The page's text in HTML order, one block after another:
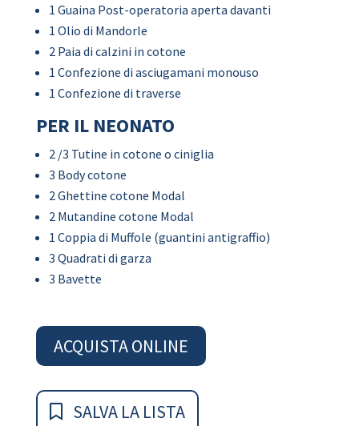
1 Guaina Post-operatoria aperta davanti
1 Olio di Mandorle
2 Paia di calzini in cotone
1 Confezione di asciugamani monouso
1 Confezione di traverse
PER IL NEONATO
2 /3 Tutine in cotone o ciniglia
3 Body cotone
2 Ghettine cotone Modal
2 Mutandine cotone Modal
1 Coppia di Muffole (guantini antigraffio)
3 Quadrati di garza
3 Bavette
ACQUISTA ONLINE
SALVA LA LISTA